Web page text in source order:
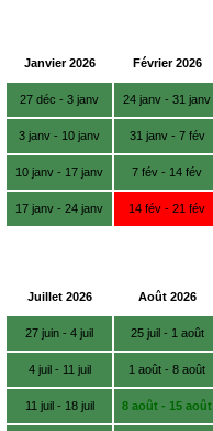
Janvier 2026 Février 2026
27 déc - 3 janv 24 janv - 31 janv
3 janv - 10 janv 31 janv - 7 fév
10 janv - 17 janv 7 fév - 14 fév
17 janv - 24 janv 14 fév - 21 fév
Juillet 2026 Août 2026
27 juin - 4 juil 25 juil - 1 août
4 juil - 11 juil 1 août - 8 août
11 juil - 18 juil 8 août - 15 août